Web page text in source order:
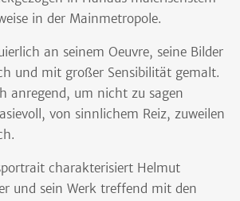
in der Mainmetropole.
an seinem Oeuvre, seine Bilder
und mit großer Sensibilität gemalt.
anregend, um nicht zu sagen
von sinnlichem Reiz, zuweilen
charakterisiert Helmut
und sein Werk treffend mit den